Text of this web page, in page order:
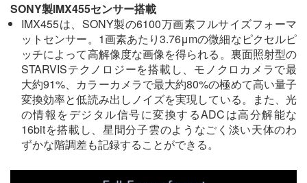
SONY製IMX455センサー搭載
IMX455は、SONY製の6100万画素フルサイズフォーマ
ットセンサー。1画素あたり3.76μmの微細なピクセルピ
ッチによって高解像度な画像を得られる。裏面照射型の
STARVISテクノロジーを搭載し、モノクロカメラで最
大約91%、カラーカメラで最大約80%の極めて高い量子
変換効率と低読み出しノイズを実現している。また、光
の情報をデジタル信号に変換するADCは高分解能な
16bitを搭載し、星間分子雲のようなごく淡い天体のわ
ずかな階調差も記録することができる。